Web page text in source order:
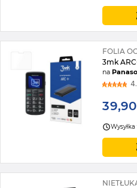
FOLIA
3mk
na
39,90